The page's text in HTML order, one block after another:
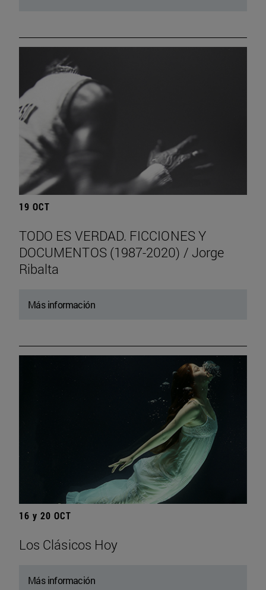
19 OCT
TODO ES VERDAD. FICCIONES Y
DOCUMENTOS (1987-2020) / Jorge
Ribalta
Más información
16 y 20 OCT
Los Clásicos Hoy
Más información